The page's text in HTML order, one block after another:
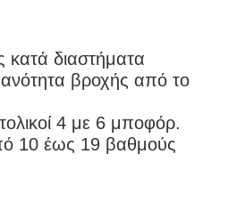
κατά διαστήματα
βροχής από το
4 με 6 μποφόρ.
10 έως 19 βαθμούς